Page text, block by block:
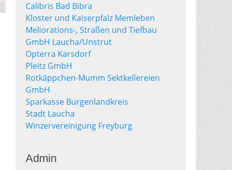
Calibris Bad Bibra
Kloster und Kaiserpfalz Memleben
Meliorations-, Straßen und Tiefbau
GmbH Laucha/Unstrut
Opterra Karsdorf
Pleitz GmbH
Rotkäppchen-Mumm Sektkellereien
GmbH
Sparkasse Burgenlandkreis
Stadt Laucha
Winzervereinigung Freyburg
Admin